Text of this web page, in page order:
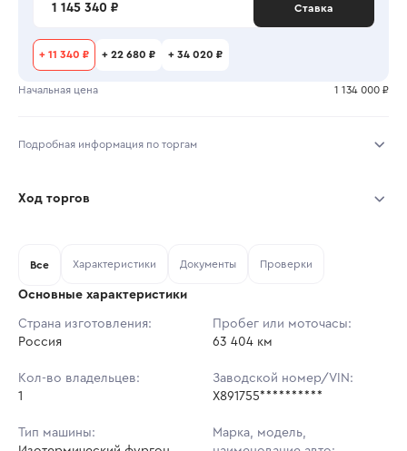
1 145 340 ₽ Ставка
+ 11 340 ₽ + 22 680 ₽ + 34 020 ₽
Начальная цена 1 134 000 ₽
Подробная информация по торгам
Тип аукциона: Открытые торги
Шаг торгов: 11 340 ₽
Кол-во ставок:
Ход торгов
Ставок не найдено
в аукционах
Все Характеристики Документы Проверки
Основные характеристики
Страна изготовления:
Россия
Пробег или моточасы:
63 404 км
Кол-во владельцев:
1
Заводской номер/VIN:
X891755**********
Тип машины:
Марка, модель,